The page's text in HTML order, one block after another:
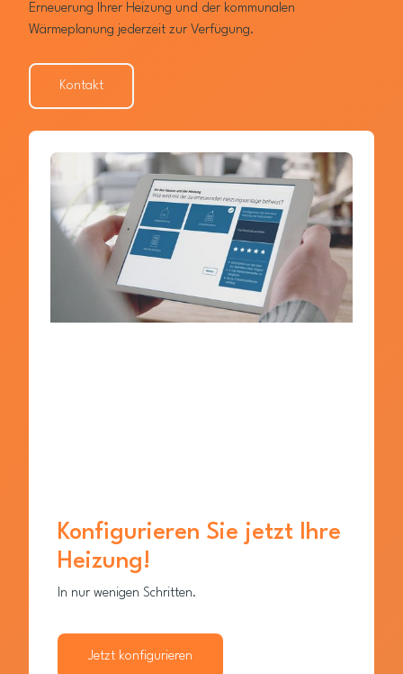
Erneuerung Ihrer Heizung und der kommunalen
Wärmeplanung jederzeit zur Verfügung.
Kontakt
Konfigurieren Sie jetzt Ihre
Heizung!
In nur wenigen Schritten.
Jetzt konfigurieren